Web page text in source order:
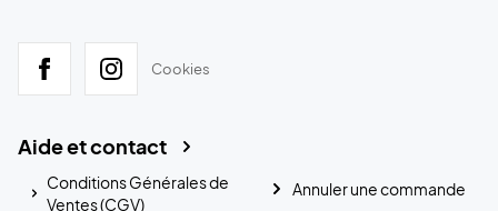
Cookies
Aide et contact
Conditions Générales de
Ventes (CGV)
Annuler une commande